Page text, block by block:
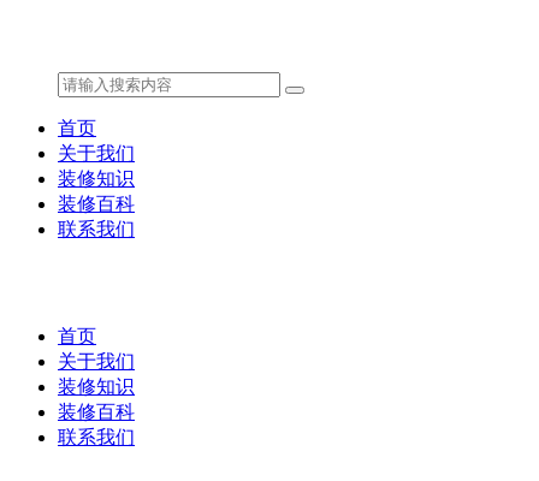
首页
关于我们
装修知识
装修百科
联系我们
首页
关于我们
装修知识
装修百科
联系我们